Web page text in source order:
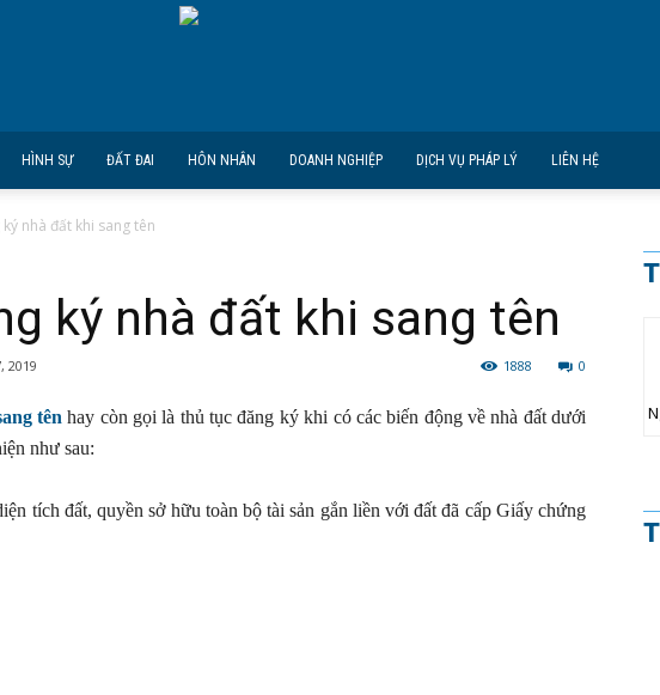
HÌNH SỰ ĐẤT ĐAI HÔN NHÂN DOANH NGHIỆP DỊCH VỤ PHÁP LÝ LIÊN HỆ
nhà đất khi sang tên
ký nhà đất khi sang tên
2019 0
1888
tên hay còn gọi là thủ tục đăng ký khi có các biến động về nhà đất dưới
như sau:
tích đất, quyền sở hữu toàn bộ tài sản gắn liền với đất đã cấp Giấy chứng